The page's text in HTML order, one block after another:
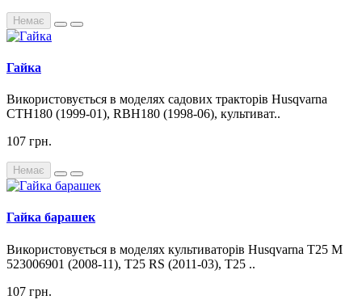
Немає
Гайка
Використовується в моделях садових тракторів Husqvarna
CTH180 (1999-01), RBH180 (1998-06), культиват..
107 грн.
Немає
Гайка барашек
Використовується в моделях культиваторів Husqvarna T25 M
523006901 (2008-11), T25 RS (2011-03), T25 ..
107 грн.